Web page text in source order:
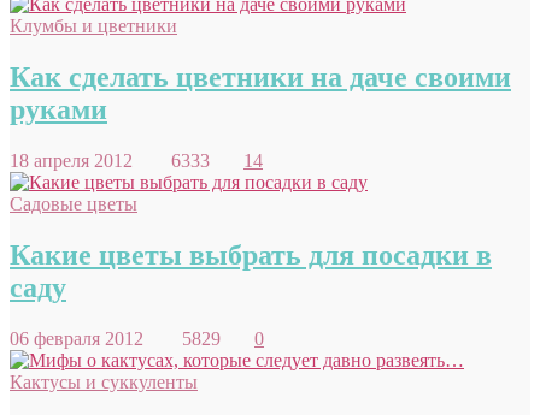
Клумбы и цветники
Как сделать цветники на даче своими
руками
18 апреля 2012 6333 14
Садовые цветы
Какие цветы выбрать для посадки в
саду
06 февраля 2012 5829 0
Кактусы и суккуленты